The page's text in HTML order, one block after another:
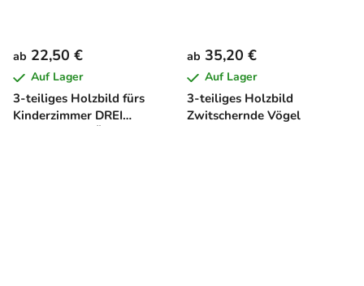
3-teiliges Holzbild fürs
Kinderzimmer DREI
ab 22,50 €
Auf Lager
3-teiliges Holzbild
Zwitschernde Vögel
ab 35,20 €
Auf Lager